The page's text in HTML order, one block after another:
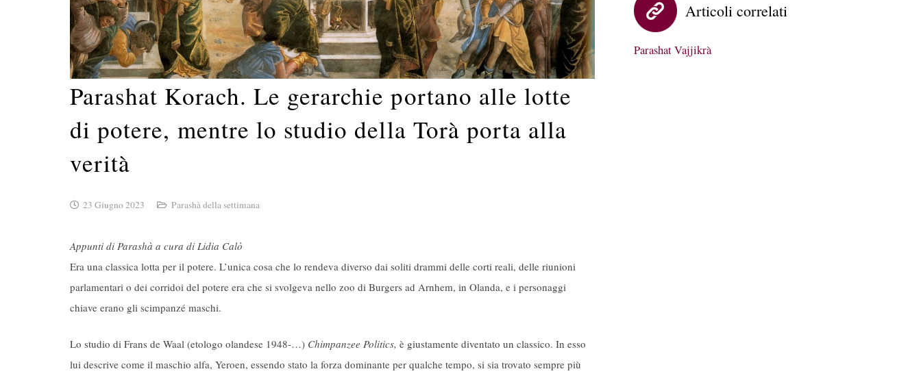
Parashat Korach. Le gerarchie portano alle lotte
di potere, mentre lo studio della Torà porta alla
verità
23 Giugno 2023 Parashà della settimana
Appunti di Parashà a cura di Lidia Calò
Era una classica lotta per il potere. L’unica cosa che lo rendeva diverso dai soliti drammi delle corti reali, delle riunioni
parlamentari o dei corridoi del potere era che si svolgeva nello zoo di Burgers ad Arnhem, in Olanda, e i personaggi
chiave erano gli scimpanzé maschi.
Lo studio di Frans de Waal (etologo olandese 1948-…) Chimpanzee Politics, è giustamente diventato un classico. In esso
lui descrive come il maschio alfa, Yeroen, essendo stato la forza dominante per qualche tempo, si sia trovato sempre più
Articoli correlati
Parashat Vajjikrà